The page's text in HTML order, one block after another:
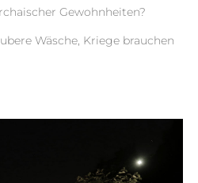
Gewohnheiten?
Wäsche, Kriege brauchen